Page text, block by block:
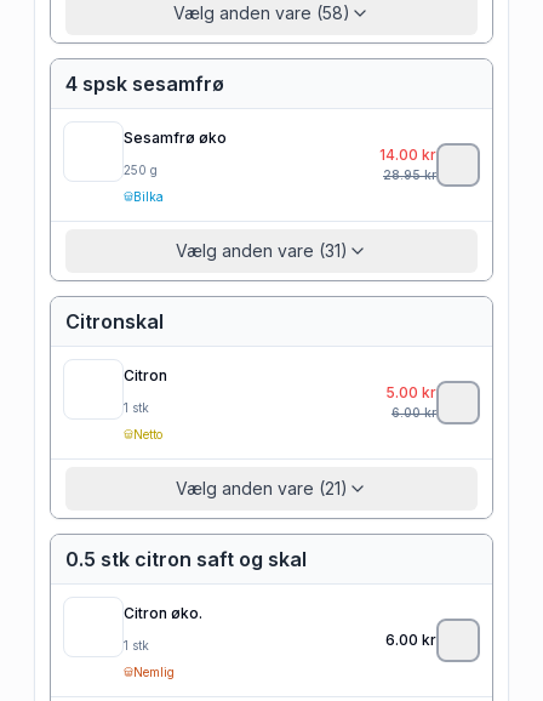
Vælg anden vare (58)
4 spsk sesamfrø
Sesamfrø øko
250 g
Bilka
14.00 kr
28.95kr
Vælg anden vare (31)
Citronskal
Citron
1 stk
Netto
5.00 kr
6.00kr
Vælg anden vare (21)
0.5 stk citron saft og skal
Citron øko.
1 stk
Nemlig
6.00 kr